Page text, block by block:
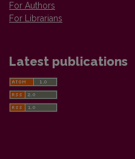
For Authors
For Librarians
Latest publications